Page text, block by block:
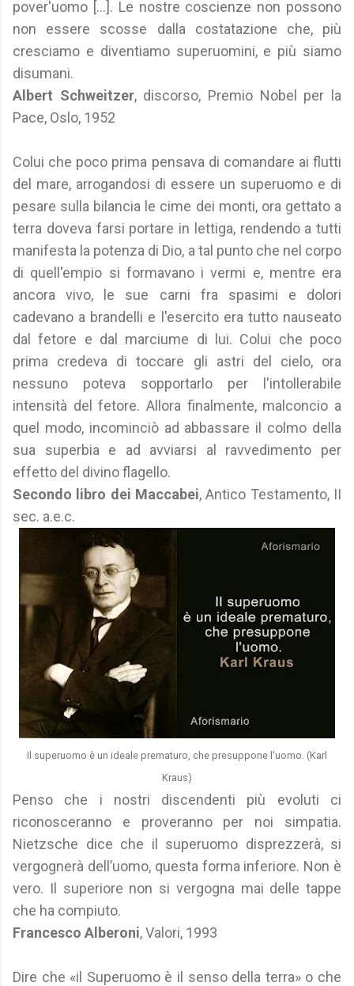
pover'uomo [...]. Le nostre coscienze non possono
non essere scosse dalla costatazione che, più
cresciamo e diventiamo superuomini, e più siamo
disumani.
Albert Schweitzer, discorso, Premio Nobel per la
Pace, Oslo, 1952
Colui che poco prima pensava di comandare ai flutti
del mare, arrogandosi di essere un superuomo e di
pesare sulla bilancia le cime dei monti, ora gettato a
terra doveva farsi portare in lettiga, rendendo a tutti
manifesta la potenza di Dio, a tal punto che nel corpo
di quell'empio si formavano i vermi e, mentre era
ancora vivo, le sue carni fra spasimi e dolori
cadevano a brandelli e l'esercito era tutto nauseato
dal fetore e dal marciume di lui. Colui che poco
prima credeva di toccare gli astri del cielo, ora
nessuno poteva sopportarlo per l'intollerabile
intensità del fetore. Allora finalmente, malconcio a
quel modo, incominciò ad abbassare il colmo della
sua superbia e ad avviarsi al ravvedimento per
effetto del divino flagello.
Secondo libro dei Maccabei, Antico Testamento, II
sec. a.e.c.
Il superuomo è un ideale prematuro, che presuppone l'uomo. (Karl
Kraus)
Penso che i nostri discendenti più evoluti ci
riconosceranno e proveranno per noi simpatia.
Nietzsche dice che il superuomo disprezzerà, si
vergognerà dell’uomo, questa forma inferiore. Non è
vero. Il superiore non si vergogna mai delle tappe
che ha compiuto.
Francesco Alberoni, Valori, 1993
Dire che «il Superuomo è il senso della terra» o che